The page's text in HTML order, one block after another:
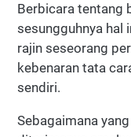
Berbicara tentang
sesungguhnya hal
rajin seseorang
kebenaran tata
sendiri.
Sebagaimana